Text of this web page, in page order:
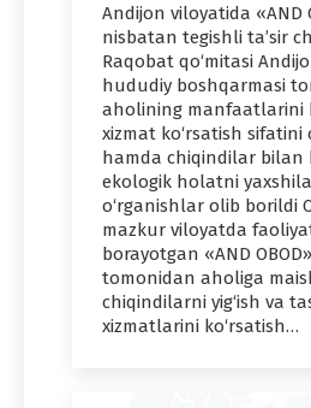
Andijon viloyatida «AND
nisbatan tegishli ta’sir
Raqobat qo‘mitasi
hududiy boshqarmasi
aholining manfaatlarini
xizmat ko‘rsatish sifatini
hamda chiqindilar bilan
ekologik holatni
o‘rganishlar olib borildi
mazkur viloyatda
borayotgan «AND
tomonidan aholiga
chiqindilarni yig‘ish va
xizmatlarini ko‘rsatish…